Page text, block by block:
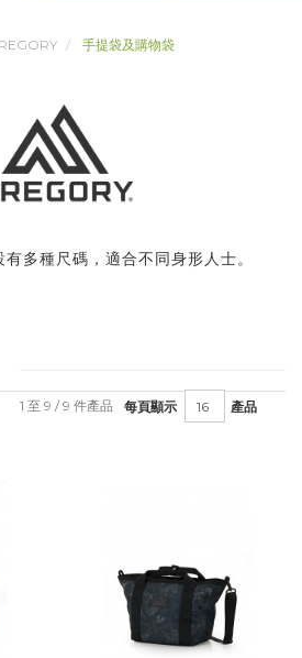
手提袋及購物袋
多種尺碼，適合不同身形人士。
每頁顯示 產品
1 至 9 / 9 件產品